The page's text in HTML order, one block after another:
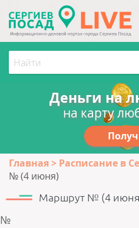
Деньги на
на карту
Главная
Расписание в
№ (4 июня)
Маршрут № (4
№